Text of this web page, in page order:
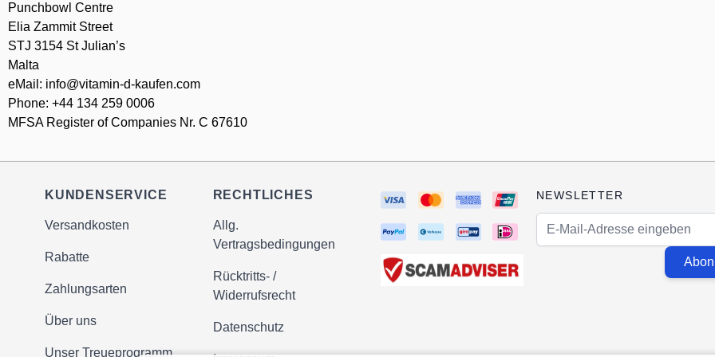
Punchbowl Centre
Elia Zammit Street
STJ 3154 St Julian’s
Malta
eMail: info@vitamin-d-kaufen.com
Phone: +44 134 259 0006
MFSA Register of Companies Nr. C 67610
KUNDENSERVICE
Versandkosten
Rabatte
Zahlungsarten
Über uns
Unser Treueprogramm
RECHTLICHES
Allg.
Vertragsbedingungen
Rücktritts- /
Widerrufsrecht
Datenschutz
NEWSLETTER
E-Mail-Adresse